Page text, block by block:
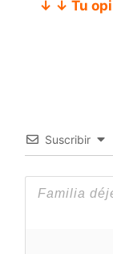
↓ ↓ Tu
Suscribir